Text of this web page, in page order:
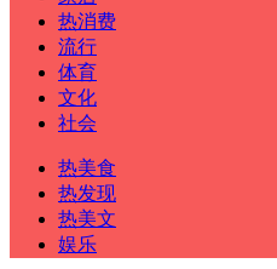
热消费
流行
体育
文化
社会
热美食
热发现
热美文
娱乐